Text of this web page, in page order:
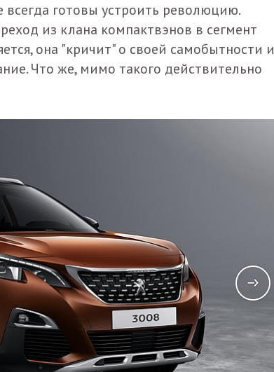
готовы устроить революцию.
из клана компактвэнов в сегмент
она "кричит" о своей самобытности и
Что же, мимо такого действительно